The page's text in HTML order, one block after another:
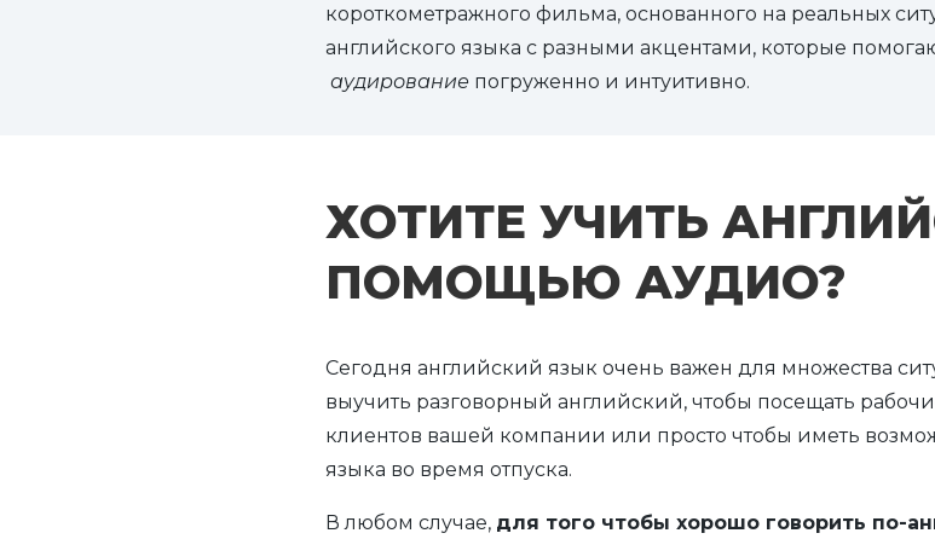
короткометражного фильма, основанного на реальных
английского языка с разными акцентами, которые
аудирование погруженно и интуитивно.
ХОТИТЕ УЧИТЬ
ПОМОЩЬЮ АУДИО?
Сегодня английский язык очень важен для множества
выучить разговорный английский, чтобы посещать
клиентов вашей компании или просто чтобы иметь
языка во время отпуска.
В любом случае, для того чтобы хорошо говорить по-